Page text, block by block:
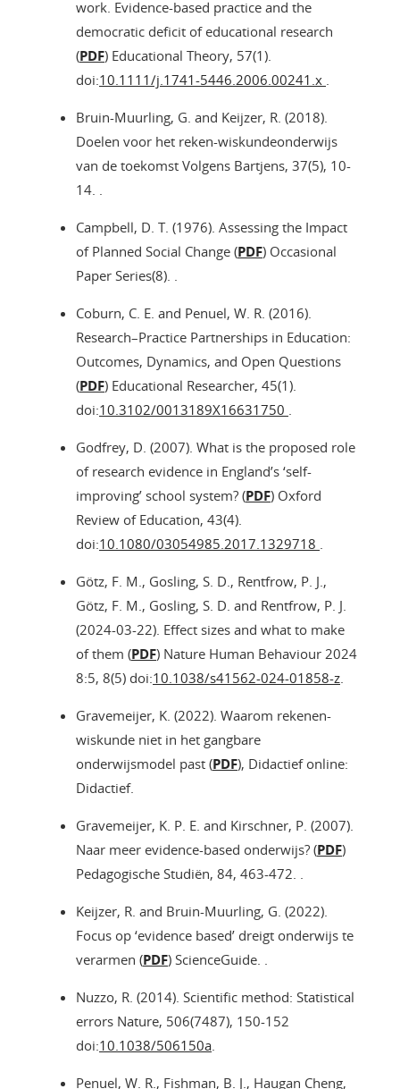
work. Evidence-based practice and the
democratic deficit of educational research
(PDF) Educational Theory, 57(1).
doi:10.1111/j.1741-5446.2006.00241.x .
Bruin-Muurling, G. and Keijzer, R. (2018).
Doelen voor het reken-wiskundeonderwijs
van de toekomst Volgens Bartjens, 37(5), 10-
14. .
Campbell, D. T. (1976). Assessing the Impact
of Planned Social Change (PDF) Occasional
Paper Series(8). .
Coburn, C. E. and Penuel, W. R. (2016).
Research–Practice Partnerships in Education:
Outcomes, Dynamics, and Open Questions
(PDF) Educational Researcher, 45(1).
doi:10.3102/0013189X16631750 .
Godfrey, D. (2007). What is the proposed role
of research evidence in England’s ‘self-
improving’ school system? (PDF) Oxford
Review of Education, 43(4).
doi:10.1080/03054985.2017.1329718 .
Götz, F. M., Gosling, S. D., Rentfrow, P. J.,
Götz, F. M., Gosling, S. D. and Rentfrow, P. J.
(2024-03-22). Effect sizes and what to make
of them (PDF) Nature Human Behaviour 2024
8:5, 8(5) doi:10.1038/s41562-024-01858-z.
Gravemeijer, K. (2022). Waarom rekenen-
wiskunde niet in het gangbare
onderwijsmodel past (PDF), Didactief online:
Didactief.
Gravemeijer, K. P. E. and Kirschner, P. (2007).
Naar meer evidence-based onderwijs? (PDF)
Pedagogische Studiën, 84, 463-472. .
Keijzer, R. and Bruin-Muurling, G. (2022).
Focus op ‘evidence based’ dreigt onderwijs te
verarmen (PDF) ScienceGuide. .
Nuzzo, R. (2014). Scientific method: Statistical
errors Nature, 506(7487), 150-152
doi:10.1038/506150a.
Penuel, W. R., Fishman, B. J., Haugan Cheng,